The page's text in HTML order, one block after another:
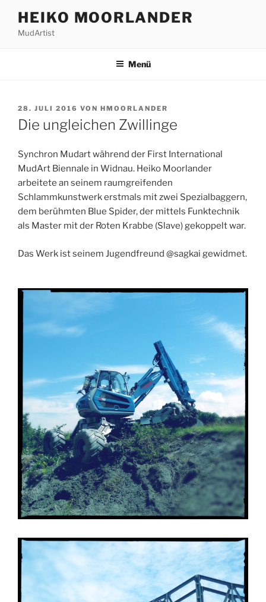
Inhalt
springen
HEIKO MOORLANDER
MudArtist
Menü
VERÖFFENTLICHT
AM
28. JULI 2016 VON HMOORLANDER
Die ungleichen Zwillinge
Synchron Mudart während der First International
MudArt Biennale in Widnau. Heiko Moorlander
arbeitete an seinem raumgreifenden
Schlammkunstwerk erstmals mit zwei Spezialbaggern,
dem berühmten Blue Spider, der mittels Funktechnik
als Master mit der Roten Krabbe (Slave) gekoppelt war.
Das Werk ist seinem Jugendfreund @sagkai gewidmet.